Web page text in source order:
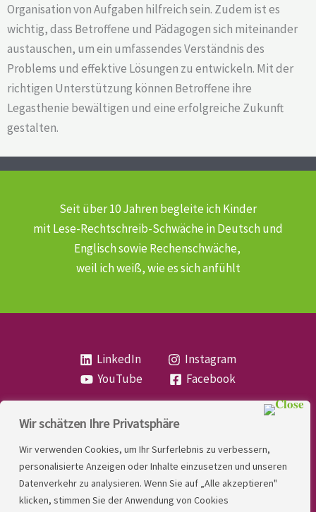
Wir schätzen Ihre Privatsphäre
Wir verwenden Cookies, um Ihr Surferlebnis zu verbessern,
personalisierte Anzeigen oder Inhalte einzusetzen und unseren
Datenverkehr zu analysieren. Wenn Sie auf „Alle akzeptieren"
klicken, stimmen Sie der Anwendung von Cookies
Organisation von Aufgaben hilfreich sein. Zudem ist es
wichtig, dass Betroffene und Pädagogen sich miteinander
austauschen, um ein umfassendes Verständnis des
Problems und effektive Lösungen zu entwickeln. Mit der
richtigen Unterstützung können Betroffene ihre
Legasthenie bewältigen und eine erfolgreiche Zukunft
gestalten.
Seit über 10 Jahren begleite ich Kinder
mit Lese-Rechtschreib-Schwächein Deutsch und
Englisch sowie Rechenschwäche,
weil ich weiß, wie es sich anfühlt
LinkedIn
Instagram
YouTube
Facebook
LINDNER. 2026 | Powered by
Kontakt